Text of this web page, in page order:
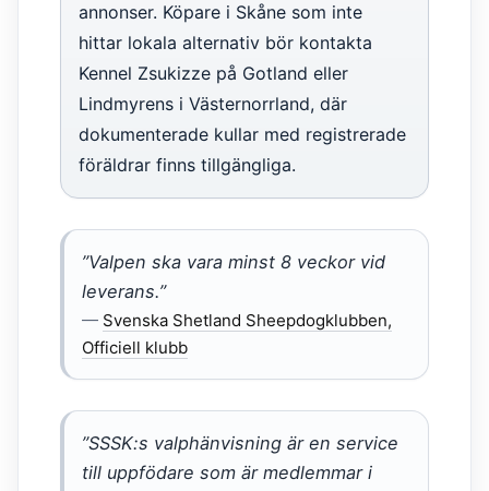
annonser. Köpare i Skåne som inte
hittar lokala alternativ bör kontakta
Kennel Zsukizze på Gotland eller
Lindmyrens i Västernorrland, där
dokumenterade kullar med registrerade
föräldrar finns tillgängliga.
”Valpen ska vara minst 8 veckor vid
leverans.”
— Svenska Shetland Sheepdogklubben,
Officiell klubb
”SSSK:s valphänvisning är en service
till uppfödare som är medlemmar i